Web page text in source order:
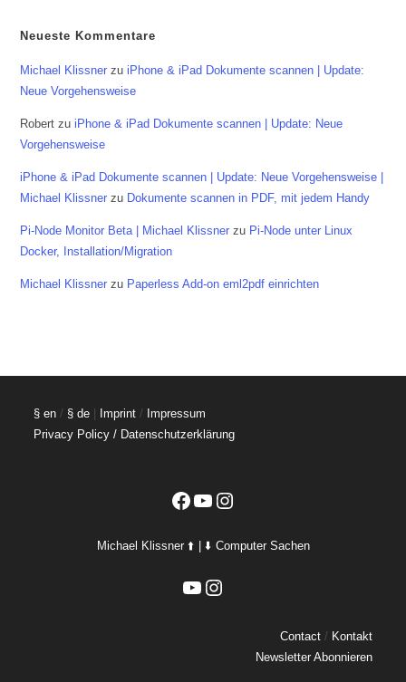
Neueste Kommentare
Michael Klissner zuiPhone & iPad Dokumente scannen | Update:
Neue Vorgehensweise
Robert zuiPhone & iPad Dokumente scannen | Update: Neue
Vorgehensweise
iPhone & iPad Dokumente scannen | Update: Neue Vorgehensweise |
Michael Klissner zu Dokumente scannen in PDF, mit jedem Handy
Pi-Node Monitor Beta | Michael Klissner zu Pi-Node unter Linux
Docker, Installation/Migration
Michael Klissner zu Paperless Add-on eml2pdf einrichten
§ en / § de Imprint / Impressum
Privacy Policy / Datenschutzerklärung
Facebook
YouTubeInstagram
Michael Klissner ⬆️ | ⬇️ Computer Sachen
YouTubeInstagram
Contact/ Kontakt
Newsletter Abonnieren